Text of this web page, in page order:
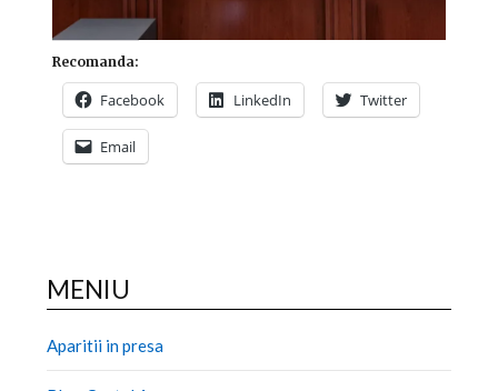
Recomanda:
Facebook LinkedIn Twitter
Email
MENIU
Aparitii in presa